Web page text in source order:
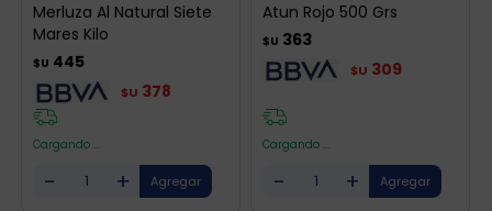
Merluza Al Natural Siete
Mares Kilo
$U 445
$U 378
Cargando ...
- +
Atun Rojo 500 Grs
$U 363
$U 309
Cargando ...
- +